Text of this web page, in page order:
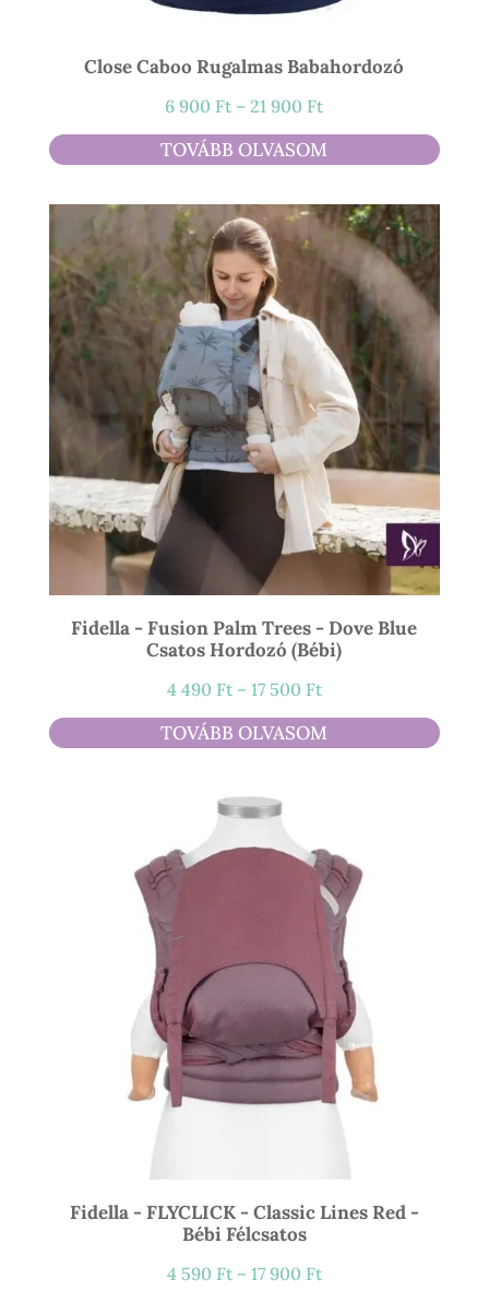
Close Caboo Rugalmas Babahordozó
6 900 Ft – 21 900 FtÁrtartomány:
6
900 Ft
21
900 Ft
TOVÁBB OLVASOM
Fidella - Fusion Palm Trees - Dove Blue
Csatos Hordozó (bébi)
4 490 Ft – 17 500 FtÁrtartomány:
4
490 Ft
TOVÁBB OLVASOM
Fidella - FLYCLICK - Classic Lines Red -
Bébi Félcsatos
4 590 Ft – 17 900 FtÁrtartomány: